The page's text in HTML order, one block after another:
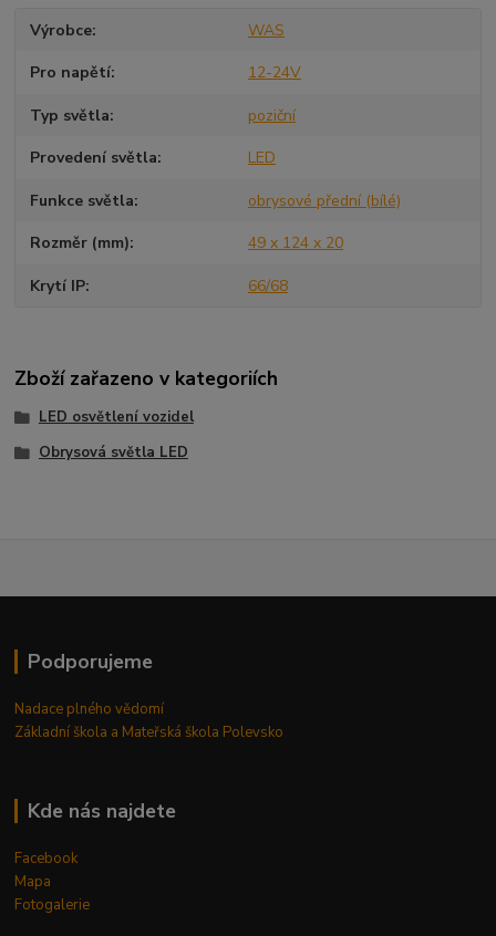
Výrobce WAS
Pro napětí 12-24V
Typ světla poziční
Provedení světla LED
Funkce světla obrysové přední (bílé)
Rozměr (mm) 49 x 124 x 20
Krytí IP 66/68
Zboží zařazeno v kategoriích
LED osvětlení vozidel
Obrysová světla LED
Podporujeme
Nadace plného vědomí
Základní škola a Mateřská škola Polevsko
Kde nás najdete
Facebook
Mapa
Fotogalerie